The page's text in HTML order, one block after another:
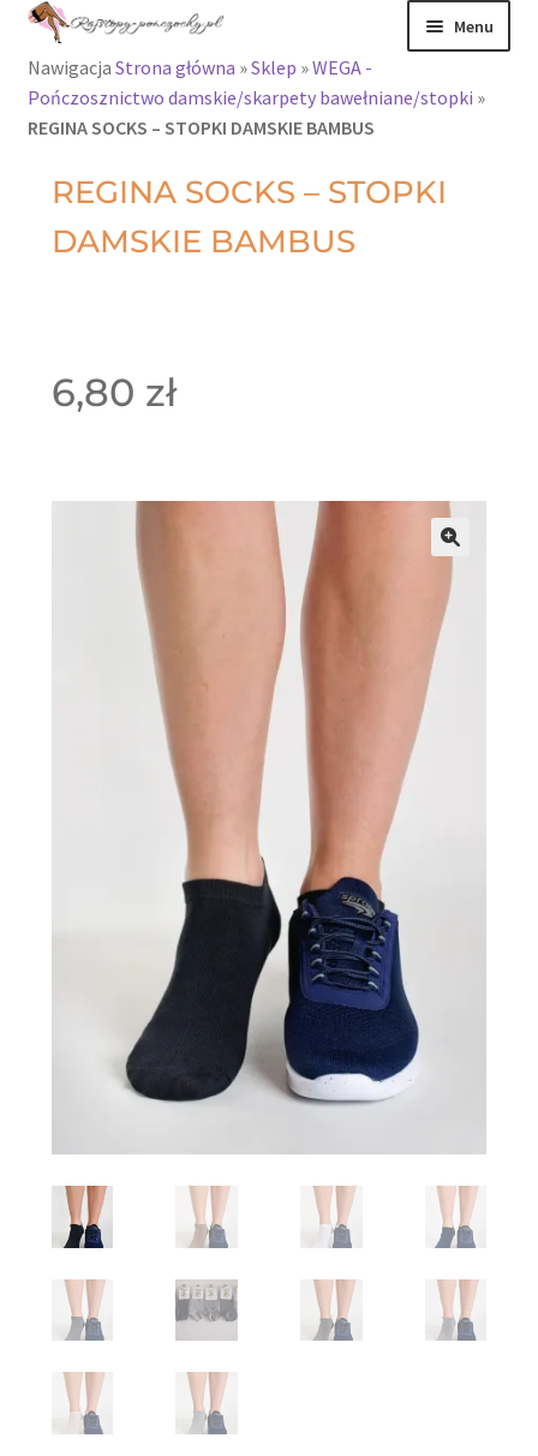
Menu
Rajstopy
Pończochy i
zakolanówki
Wszystkie
Nawigacja Strona główna »Sklep »WEGA -
Pończosznictwo damskie/skarpety bawełniane/stopki »
REGINA SOCKS – STOPKI DAMSKIE BAMBUS
REGINA SOCKS – STOPKI
DAMSKIE BAMBUS
6,80 zł